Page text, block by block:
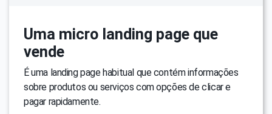
Uma micro landing page que
vende
É uma landing page habitual que contém informações
sobre produtos ou serviços com opções de clicar e
pagar rapidamente.